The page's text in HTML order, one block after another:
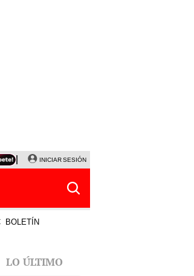
NALDY SALDAÑA
INICIAR SESIÓN
BOLETÍN
LO ÚLTIMO